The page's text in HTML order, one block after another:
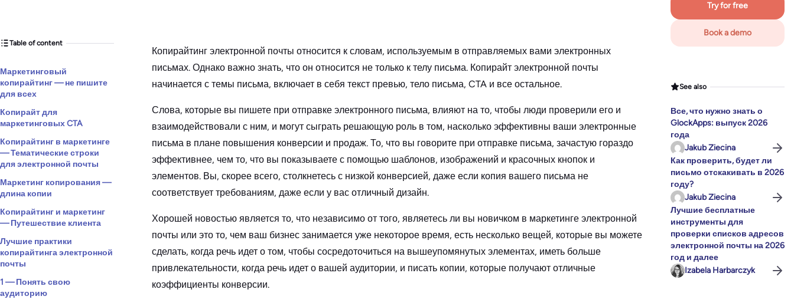
Table of content
Маркетинговый
копирайтинг — не пишите
для всех
Копирайт для
маркетинговых CTA
Копирайтинг в маркетинге
— Тематические строки
для электронной почты
Маркетинг копирования —
длина копии
Копирайтинг и маркетинг
— Путешествие клиента
Лучшие практики
копирайтинга электронной
почты
1 — Понять свою
аудиторию
Копирайтинг электронной почты относится к словам, используемым в отправляемых вами электронных
письмах. Однако важно знать, что он относится не только к телу письма. Копирайт электронной почты
начинается с темы письма, включает в себя текст превью, тело письма, CTA и все остальное.
Слова, которые вы пишете при отправке электронного письма, влияют на то, чтобы люди проверили его и
взаимодействовали с ним, и могут сыграть решающую роль в том, насколько эффективны ваши электронные
письма в плане повышения конверсии и продаж. То, что вы говорите при отправке письма, зачастую гораздо
эффективнее, чем то, что вы показываете с помощью шаблонов, изображений и красочных кнопок и
элементов. Вы, скорее всего, столкнетесь с низкой конверсией, даже если копия вашего письма не
соответствует требованиям, даже если у вас отличный дизайн.
Хорошей новостью является то, что независимо от того, являетесь ли вы новичком в маркетинге электронной
почты или это то, чем ваш бизнес занимается уже некоторое время, есть несколько вещей, которые вы можете
сделать, когда речь идет о том, чтобы сосредоточиться на вышеупомянутых элементах, иметь больше
привлекательности, когда речь идет о вашей аудитории, и писать копии, которые получают отличные
коэффициенты конверсии.
Try for free
Book a demo
See also
Все, что нужно знать о
GlockApps: выпуск 2026
года
Jakub Ziecina
Как проверить, будет ли
письмо отскакивать в 2026
году?
Jakub Ziecina
Лучшие бесплатные
инструменты для
проверки списков адресов
электронной почты на 2026
год и далее
Izabela Harbarczyk